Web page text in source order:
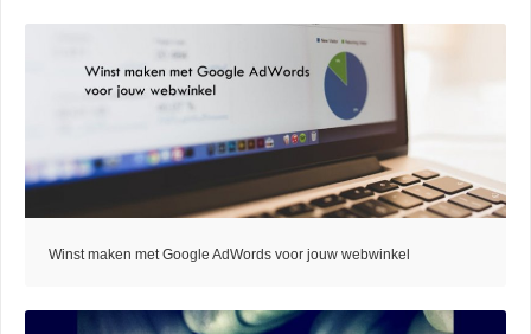
Winst maken met Google AdWords voor jouw webwinkel